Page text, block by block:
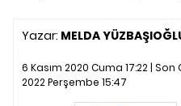
Yazar: MELDA
6 Kasım 2020 Cuma 17:22 |
2022 Perşembe 15:47